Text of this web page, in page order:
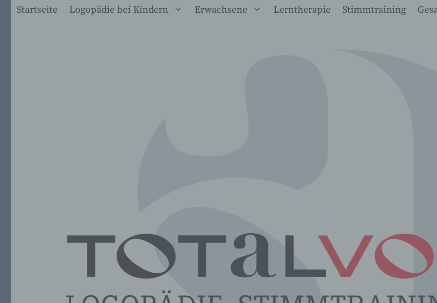
Zum
InhaltStartseite Logopädie bei Kindern Erwachsene Lerntherapie Stimmtraining